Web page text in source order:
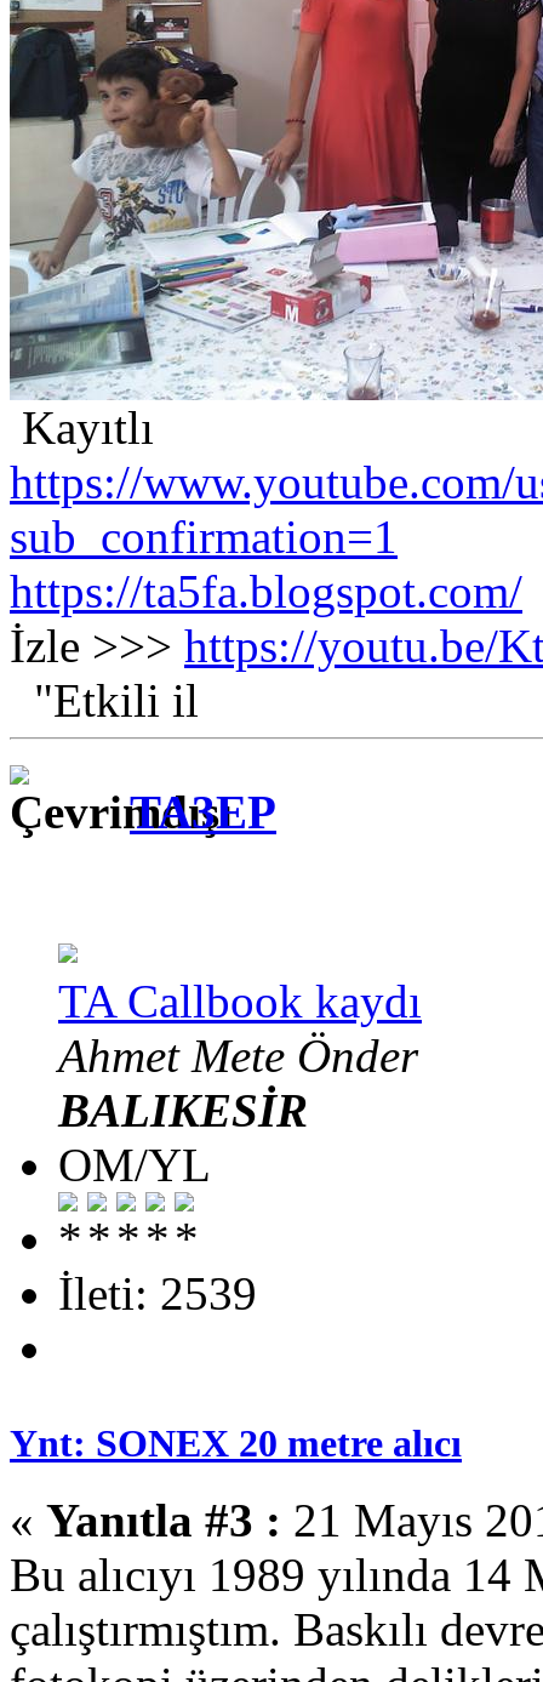
Kayıtlı
https://www.youtube.com/
sub_confirmation=1
https://ta5fa.blogspot.com/
İzle >>> https://youtu.be/
"Etkili il
TA3EP
TA Callbook kaydı
Ahmet Mete Önder
BALIKESİR
OM/YL
İleti: 2539
Ynt: SONEX 20 metre alıcı
« Yanıtla #3 : 21 Mayıs
Bu alıcıyı 1989 yılında
çalıştırmıştım. Baskılı